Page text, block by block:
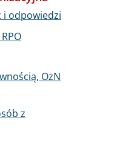
i odpowiedzi
OzN
z